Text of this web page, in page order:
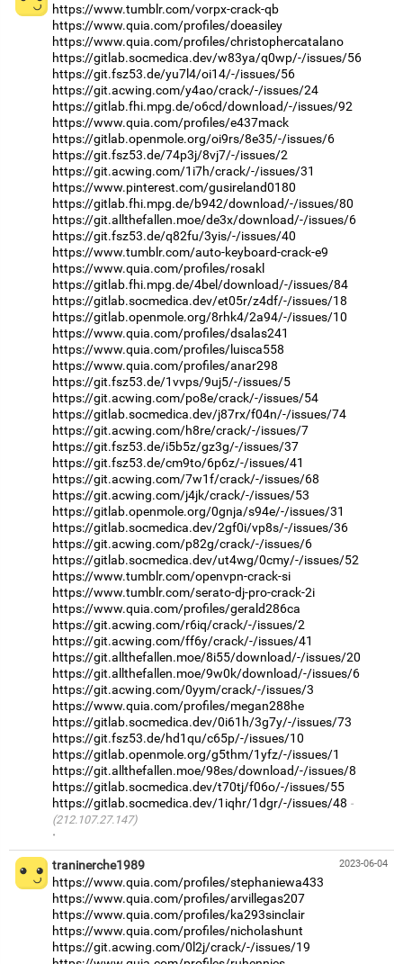
https://www.tumblr.com/vorpx-crack-qb
https://www.quia.com/profiles/doeasiley
https://www.quia.com/profiles/christophercatalano
https://gitlab.socmedica.dev/w83ya/q0wp/-/issues/56
https://git.fsz53.de/yu7l4/oi14/-/issues/56
https://git.acwing.com/y4ao/crack/-/issues/24
https://gitlab.fhi.mpg.de/o6cd/download/-/issues/92
https://www.quia.com/profiles/e437mack
https://gitlab.openmole.org/oi9rs/8e35/-/issues/6
https://git.fsz53.de/74p3j/8vj7/-/issues/2
https://git.acwing.com/1i7h/crack/-/issues/31
https://www.pinterest.com/gusireland0180
https://gitlab.fhi.mpg.de/b942/download/-/issues/80
https://git.allthefallen.moe/de3x/download/-/issues/6
https://git.fsz53.de/q82fu/3yis/-/issues/40
https://www.tumblr.com/auto-keyboard-crack-e9
https://www.quia.com/profiles/rosakl
https://gitlab.fhi.mpg.de/4bel/download/-/issues/84
https://gitlab.socmedica.dev/et05r/z4df/-/issues/18
https://gitlab.openmole.org/8rhk4/2a94/-/issues/10
https://www.quia.com/profiles/dsalas241
https://www.quia.com/profiles/luisca558
https://www.quia.com/profiles/anar298
https://git.fsz53.de/1vvps/9uj5/-/issues/5
https://git.acwing.com/po8e/crack/-/issues/54
https://gitlab.socmedica.dev/j87rx/f04n/-/issues/74
https://git.acwing.com/h8re/crack/-/issues/7
https://git.fsz53.de/i5b5z/gz3g/-/issues/37
https://git.fsz53.de/cm9to/6p6z/-/issues/41
https://git.acwing.com/7w1f/crack/-/issues/68
https://git.acwing.com/j4jk/crack/-/issues/53
https://gitlab.openmole.org/0gnja/s94e/-/issues/31
https://gitlab.socmedica.dev/2gf0i/vp8s/-/issues/36
https://git.acwing.com/p82g/crack/-/issues/6
https://gitlab.socmedica.dev/ut4wg/0cmy/-/issues/52
https://www.tumblr.com/openvpn-crack-si
https://www.tumblr.com/serato-dj-pro-crack-2i
https://www.quia.com/profiles/gerald286ca
https://git.acwing.com/r6iq/crack/-/issues/2
https://git.acwing.com/ff6y/crack/-/issues/41
https://git.allthefallen.moe/8i55/download/-/issues/20
https://git.allthefallen.moe/9w0k/download/-/issues/6
https://git.acwing.com/0yym/crack/-/issues/3
https://www.quia.com/profiles/megan288he
https://gitlab.socmedica.dev/0i61h/3g7y/-/issues/73
https://git.fsz53.de/hd1qu/c65p/-/issues/10
https://gitlab.openmole.org/g5thm/1yfz/-/issues/1
https://git.allthefallen.moe/98es/download/-/issues/8
https://gitlab.socmedica.dev/t70tj/f06o/-/issues/55
https://gitlab.socmedica.dev/1iqhr/1dgr/-/issues/48
(212.107.27.147)
·
2023-06-04
traninerche1989
https://www.quia.com/profiles/stephaniewa433
https://www.quia.com/profiles/arvillegas207
https://www.quia.com/profiles/ka293sinclair
https://www.quia.com/profiles/nicholashunt
https://git.acwing.com/0l2j/crack/-/issues/19